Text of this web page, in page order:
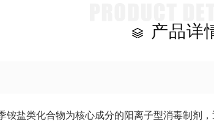
产品详
铵盐类化合物为核心成分的阳离子型消毒制剂